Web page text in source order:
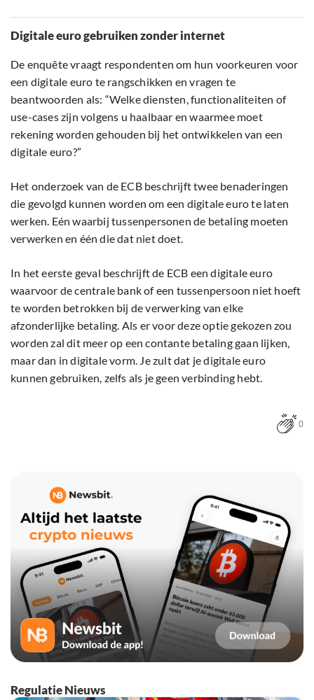
Digitale euro gebruiken zonder internet
De enquête vraagt respondenten om hun voorkeuren voor
een digitale euro te rangschikken en vragen te
beantwoorden als: “Welke diensten, functionaliteiten of
use-cases zijn volgens u haalbaar en waarmee moet
rekening worden gehouden bij het ontwikkelen van een
digitale euro?”
Het onderzoek van de ECB beschrijft twee benaderingen
die gevolgd kunnen worden om een digitale euro te laten
werken. Eén waarbij tussenpersonen de betaling moeten
verwerken en één die dat niet doet.
In het eerste geval beschrijft de ECB een digitale euro
waarvoor de centrale bank of een tussenpersoon niet hoeft
te worden betrokken bij de verwerking van elke
afzonderlijke betaling. Als er voor deze optie gekozen zou
worden zal dit meer op een contante betaling gaan lijken,
maar dan in digitale vorm. Je zult dat je digitale euro
kunnen gebruiken, zelfs als je geen verbinding hebt.
0
Regulatie Nieuws